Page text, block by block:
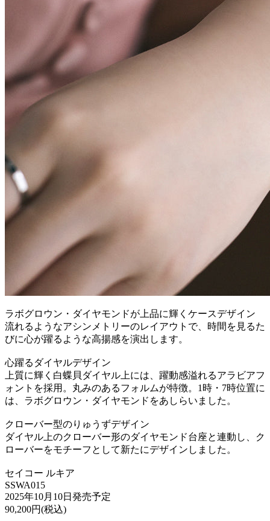
ラボグロウン・ダイヤモンドが上品に輝くケースデザイン
流れるようなアシンメトリーのレイアウトで、時間を見るた
びに心が躍るような高揚感を演出します。
心躍るダイヤルデザイン
上質に輝く白蝶貝ダイヤル上には、躍動感溢れるアラビアフ
ォントを採用。丸みのあるフォルムが特徴。1時・7時位置に
は、ラボグロウン・ダイヤモンドをあしらいました。
クローバー型のりゅうずデザイン
ダイヤル上のクローバー形のダイヤモンド台座と連動し、ク
ローバーをモチーフとして新たにデザインしました。
セイコー ルキア
SSWA015
2025年10月10日発売予定
90,200円(税込)